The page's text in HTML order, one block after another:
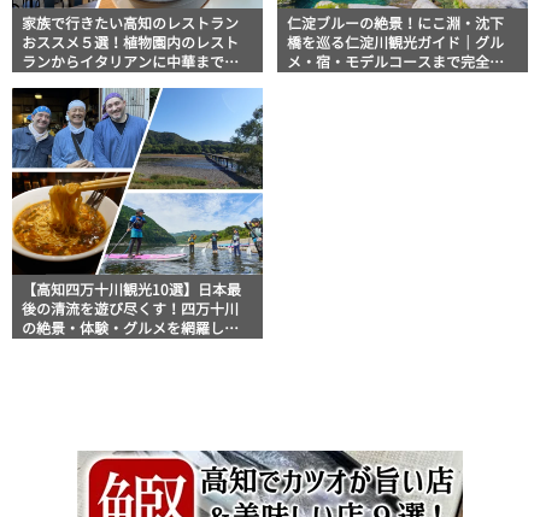
家族で行きたい高知のレストラン
おススメ５選！植物園内のレスト
ランからイタリアンに中華まで楽
仁淀ブルーの絶景！にこ淵・沈下
橋を巡る仁淀川観光ガイド｜グル
メ・宿・モデルコースまで完全網
【高知四万十川観光10選】日本最
後の清流を遊び尽くす！四万十川
の絶景・体験・グルメを網羅した